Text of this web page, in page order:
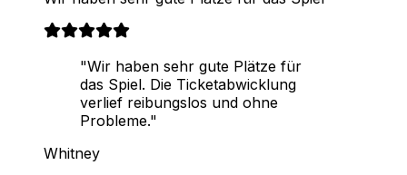
"Wir haben sehr gute Plätze für
das Spiel. Die Ticketabwicklung
verlief reibungslos und ohne
Probleme."
Whitney